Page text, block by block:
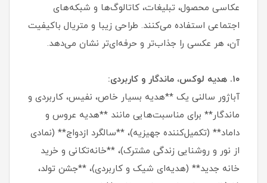
عکاسی محصول، تبلیغات، کاتالوگ‌ها و شبکه‌های
اجتماعی استفاده می‌کنند. طراحی زیبا و متریال باکیفیت
آن، هر عکسی را جذاب‌تر و حرفه‌ای‌تر نشان می‌دهد.
۱۰. هدیه لوکس، ماندگار و کاربردی:
آباژور سالنی یک **هدیه بسیار خاص، نفیس، کاربردی و
ماندگار** برای مناسبت‌هایی مانند **هدیه عروس و
داماد** (تکمیل‌کننده جهیزیه)، **سالگرد ازدواج** (نمادی
از نور و روشنایی زندگی مشترک)، **خانه‌تکانی و خرید
خانه جدید** (هدیه‌ای شیک و کاربردی)، **جشن تولد،